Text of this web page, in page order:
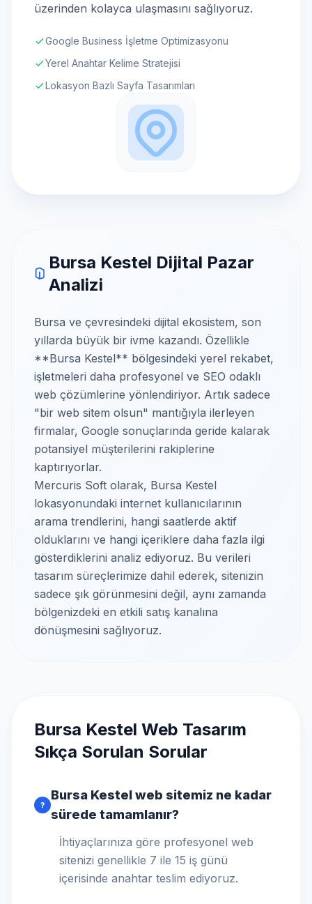
üzerinden kolayca ulaşmasını sağlıyoruz.
Google Business İşletme Optimizasyonu
Yerel Anahtar Kelime Stratejisi
Lokasyon Bazlı Sayfa Tasarımları
Bursa Kestel Dijital Pazar
Analizi
Bursa ve çevresindeki dijital ekosistem, son
yıllarda büyük bir ivme kazandı. Özellikle
**Bursa Kestel** bölgesindeki yerel rekabet,
işletmeleri daha profesyonel ve SEO odaklı
web çözümlerine yönlendiriyor. Artık sadece
"bir web sitem olsun" mantığıyla ilerleyen
firmalar, Google sonuçlarında geride kalarak
potansiyel müşterilerini rakiplerine
kaptırıyorlar.
Mercuris Soft olarak, Bursa Kestel
lokasyonundaki internet kullanıcılarının
arama trendlerini, hangi saatlerde aktif
olduklarını ve hangi içeriklere daha fazla ilgi
gösterdiklerini analiz ediyoruz. Bu verileri
tasarım süreçlerimize dahil ederek, sitenizin
sadece şık görünmesini değil, aynı zamanda
bölgenizdeki en etkili satış kanalına
dönüşmesini sağlıyoruz.
Bursa Kestel Web Tasarım
Sıkça Sorulan Sorular
?
Bursa Kestel web sitemiz ne kadar
sürede tamamlanır?
İhtiyaçlarınıza göre profesyonel web
sitenizi genellikle 7 ile 15 iş günü
içerisinde anahtar teslim ediyoruz.